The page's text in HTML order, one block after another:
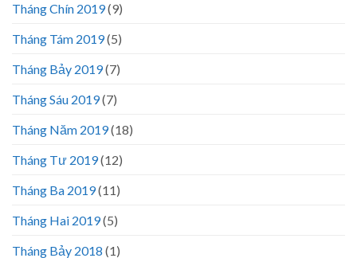
Tháng Chín 2019(9)
Tháng Tám 2019(5)
Tháng Bảy 2019(7)
Tháng Sáu 2019(7)
Tháng Năm 2019(18)
Tháng Tư 2019(12)
Tháng Ba 2019(11)
Tháng Hai 2019(5)
Tháng Bảy 2018 (1)